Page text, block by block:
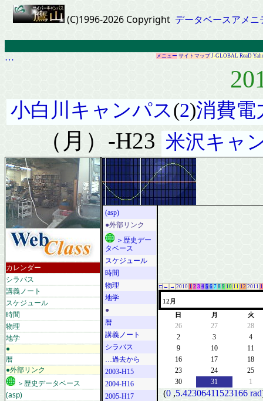
(C)1996-2026 Copyright データベースアメニ
… メニュー サイトマップ J-GLOBAL ReaD
小白川キャンパス(2)消費電
（月）-H23 米沢キャ
カレンダー
シラバス
講義ノート
スケジュール
時間
物理
地学
●
暦
●外部リンク
＞歴史データベース
(asp)
(asp)
●外部リンク
＞歴史デー
タベース
スケジュール
時間
物理
地学
●
暦
講義ノート
シラバス
…過去から
2003-H15
2004-H16
2005-H17
□ ← → 2010 1 2 3 4 5 6 7 8 9 10 11 12 2011 1
12月
日 月 火
26 27
28
2
3
4
9
10
11
16
17
18
23
24
25
30
31 1
(0 ,5.42306411523166 rad